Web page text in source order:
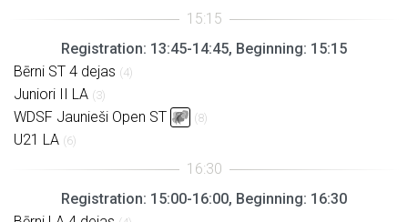
Registration: 13:45-14:45, Beginning: 15:15
Bērni ST 4 dejas (4)
Juniori II LA (3)
WDSF Jaunieši Open ST (8)
U21 LA (6)
Registration: 15:00-16:00, Beginning: 16:30